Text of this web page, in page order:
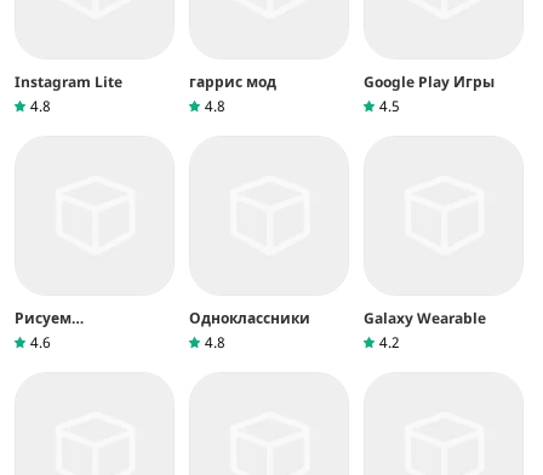
Instagram Lite
4.8
гаррис мод
4.8
Google Play Игры
4.5
Рисуем
Мультфильмы 2
4.6
Одноклассники
4.8
Galaxy Wearable
4.2